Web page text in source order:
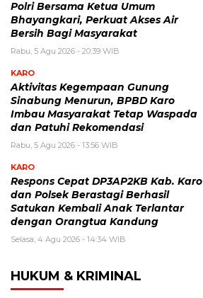
Polri Bersama Ketua Umum
Bhayangkari, Perkuat Akses Air
Bersih Bagi Masyarakat
Rabu, 5 Agu 2026 - 20:39 WIB
KARO
Aktivitas Kegempaan Gunung
Sinabung Menurun, BPBD Karo
Imbau Masyarakat Tetap Waspada
dan Patuhi Rekomendasi
Rabu, 5 Agu 2026 - 13:56 WIB
KARO
Respons Cepat DP3AP2KB Kab. Karo
dan Polsek Berastagi Berhasil
Satukan Kembali Anak Terlantar
dengan Orangtua Kandung
Selasa, 4 Agu 2026 - 14:34 WIB
HUKUM & KRIMINAL